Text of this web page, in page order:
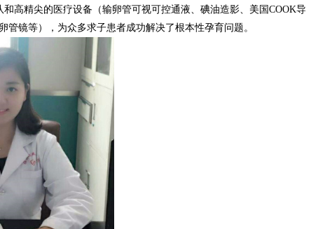
高精尖的医疗设备（输卵管可视可控通液、碘油造影、美国COOK导
管镜等），为众多求子患者成功解决了根本性孕育问题。